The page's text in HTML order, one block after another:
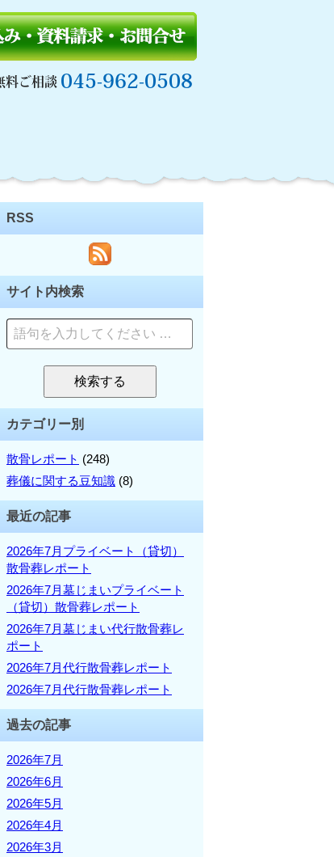
料ご相談 045-962-0508
RSS
サイト内検索
ペ
ー
索:
検索する
索
カテゴリー別
散骨レポート (248)
葬儀に関する豆知識 (8)
最近の記事
2026年7月プライベート（貸切）
散骨葬レポート
2026年7月墓じまいプライベート
（貸切）散骨葬レポート
2026年7月墓じまい代行散骨葬レ
ポート
2026年7月代行散骨葬レポート
2026年7月代行散骨葬レポート
過去の記事
2026年7月
2026年6月
2026年5月
2026年4月
2026年3月